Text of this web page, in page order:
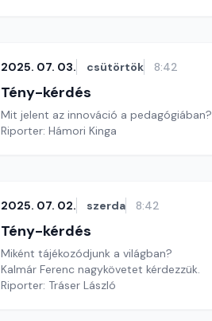
2025. 07. 03. csütörtök 8:42
Tény-kérdés
Mit jelent az innováció a pedagógiában?
Riporter: Hámori Kinga
2025. 07. 02. szerda 8:42
Tény-kérdés
Miként tájékozódjunk a világban?
Kalmár Ferenc nagykövetet kérdezzük.
Riporter: Tráser László